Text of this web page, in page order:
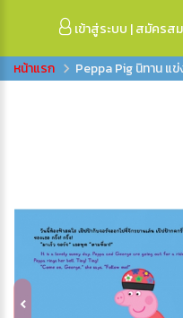
เข้าสู่ระบบ |สมัครส
Peppa Pig นิทาน แ